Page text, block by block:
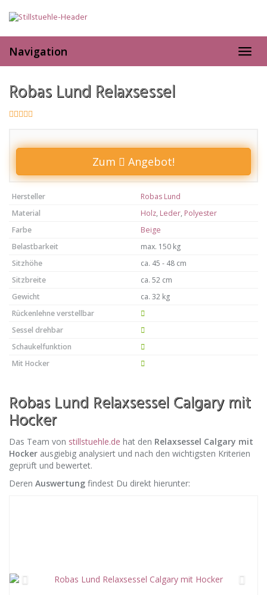
Navigation
Robas Lund Relaxsessel
Zum Angebot!
Hersteller
Robas Lund
Material
Holz, Leder, Polyester
Farbe
Beige
Belastbarkeit
max. 150 kg
Sitzhöhe
ca. 45 - 48 cm
Sitzbreite
ca. 52 cm
Gewicht
ca. 32 kg
Rückenlehne verstellbar
Sessel drehbar
Schaukelfunktion
Mit Hocker
Robas Lund Relaxsessel Calgary mit
Hocker
Das Team von stillstuehle.de hat den Relaxsessel Calgary mit
Hocker ausgiebig analysiert und nach den wichtigsten Kriterien
geprüft und bewertet.
Deren Auswertung findest Du direkt hierunter: